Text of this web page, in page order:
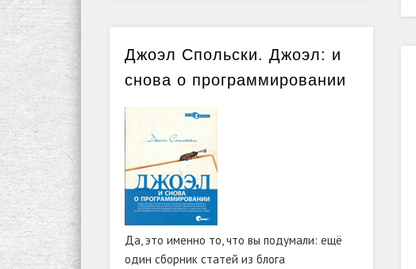
Джоэл Спольски. Джоэл: и
снова о программировании
Да, это именно то, что вы подумали: ещё
один сборник статей из блога